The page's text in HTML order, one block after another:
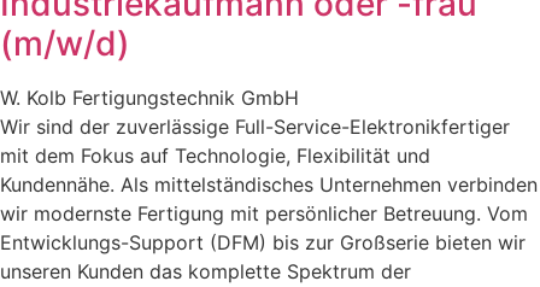
(m/w/d)
W. Kolb Fertigungstechnik GmbH
Wir sind der zuverlässige Full-Service-Elektronikfertiger
mit dem Fokus auf Technologie, Flexibilität und
Kundennähe. Als mittelständisches Unternehmen verbinden
wir modernste Fertigung mit persönlicher Betreuung. Vom
Entwicklungs-Support (DFM) bis zur Großserie bieten wir
unseren Kunden das komplette Spektrum der